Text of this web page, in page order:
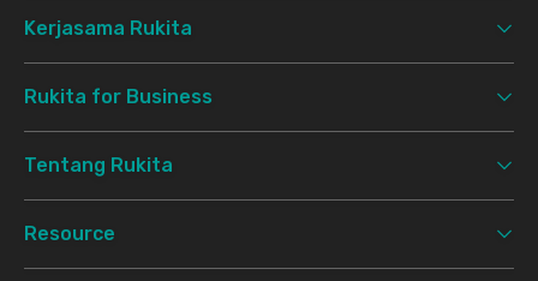
Kerjasama Rukita
Rukita for Business
Tentang Rukita
Resource